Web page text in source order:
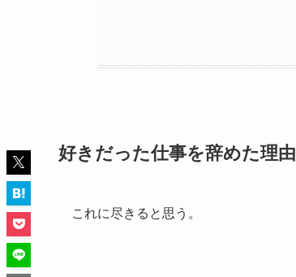
好きだった仕事を辞めた理由
これに尽きると思う。